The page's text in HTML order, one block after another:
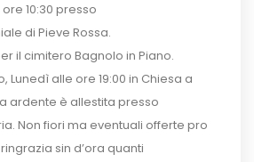
10:30 presso
di Pieve Rossa.
il cimitero Bagnolo in Piano.
Lunedì alle ore 19:00 in Chiesa a
ardente è allestita presso
Non fiori ma eventuali offerte pro
ringrazia sin d’ora quanti